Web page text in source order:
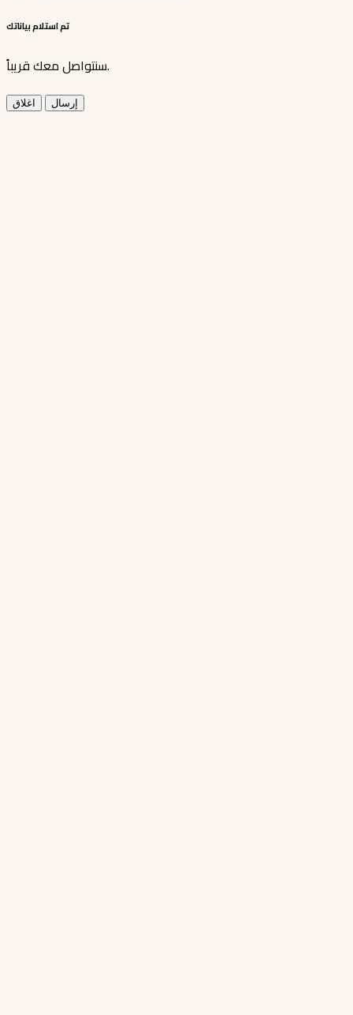
تم استلام بياناتك
سنتواصل معك قريباً.
اغلاق إرسال